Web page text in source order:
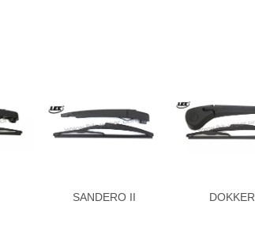
SANDERO II DOKKER